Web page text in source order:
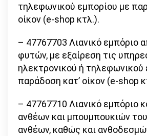
τηλεφωνικού εμπορίου με
οίκον (e-shop κτλ.).
– 47767703 Λιανικό εμπόριο
φυτών, με εξαίρεση τις
ηλεκτρονικού ή τηλεφωνικού
παράδοση κατ’ οίκον (e-shop
– 47767710 Λιανικό εμπόριο
ανθέων και μπουμπουκιών
ανθέων, καθώς και